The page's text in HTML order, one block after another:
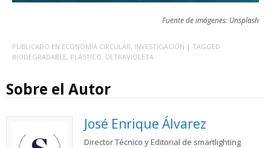
Fuente de imágenes: Unsplash
PUBLICADO EN ECONOMÍA CIRCULAR, INVESTIGACIÓN | TAGGED
BIODEGRADABLE, PLÁSTICO, ULTRAVIOLETA
Sobre el Autor
José Enrique Álvarez
Director Técnico y Editorial de smartlighting